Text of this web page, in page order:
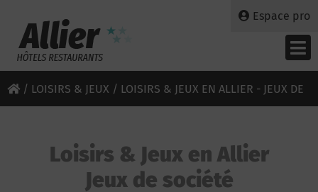
Espace pro
/ LOISIRS & JEUX / LOISIRS & JEUX EN ALLIER - JEUX DE
Loisirs & Jeux en Allier
Jeux de société